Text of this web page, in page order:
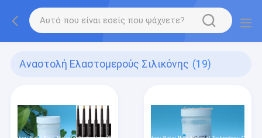
Αναστολή Ελαστομερούς Σιλικόνης (19)